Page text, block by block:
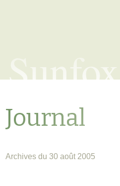
Sunfox
Journal
Archives du 30 août 2005